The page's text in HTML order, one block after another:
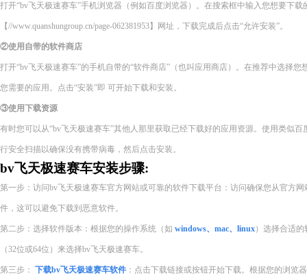
打开“bv飞天极速赛车”手机浏览器（例如百度浏览器）。在搜索框中输入您想要下
【//www.quanshungroup.cn/page-062381953】网址，下载完成后点击“允许安装”。
②使用自带的软件商店
打开“bv飞天极速赛车”的手机自带的“软件商店”（也叫应用商店）。在推荐中选择
您需要的应用。点击“安装”即 可开始下载和安装。
③使用下载资源
有时您可以从“bv飞天极速赛车”其他人那里获取已经下载好的应用资源。使用类似
行安全扫描以确保没有携带病毒，然后点击安装。
bv飞天极速赛车安装步骤:
第一步：访问bv飞天极速赛车官方网站或可靠的软件下载平台：访问确保您从官方
件，这可以避免下载到恶意软件。
第二步：选择软件版本：根据您的操作系统（如 windows、mac、linux）选择合适
（32位或64位）来选择bv飞天极速赛车。
第三步： 下载bv飞天极速赛车软件 ：点击下载链接或按钮开始下载。根据您的浏览